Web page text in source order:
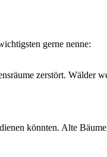
gerne nenne:
zerstört. Wälder
könnten. Alte